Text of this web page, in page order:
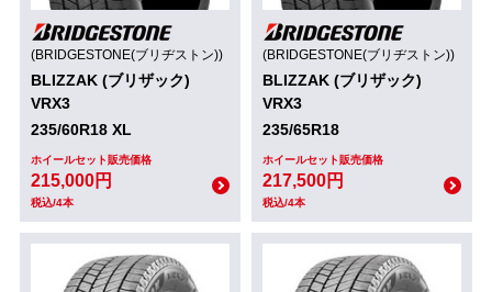
(BRIDGESTONE(ブリヂストン))
BLIZZAK (ブリザック)
VRX3
235/60R18 XL
ホイールセット販売価格
215,000円
税込/4本
(BRIDGESTONE(ブリヂストン))
BLIZZAK (ブリザック)
VRX3
235/65R18
ホイールセット販売価格
217,500円
税込/4本